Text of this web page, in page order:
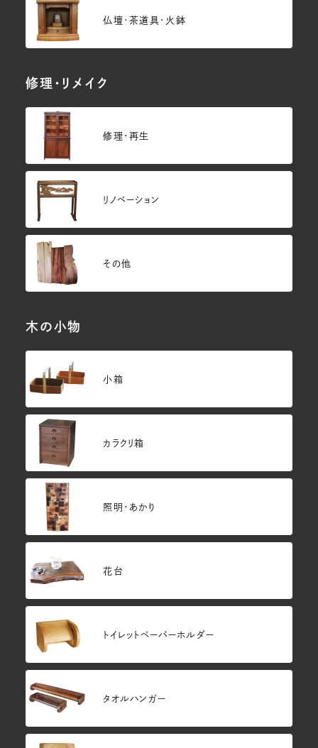
仏壇･茶道具・火鉢
修理・リメイク
修理・再生
リノベーション
その他
木の小物
小箱
カラクリ箱
照明・あかり
花台
トイレットペーパーホルダー
タオルハンガー